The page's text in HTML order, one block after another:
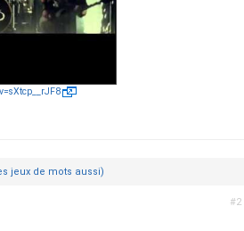
jeux de mots aussi)
#2